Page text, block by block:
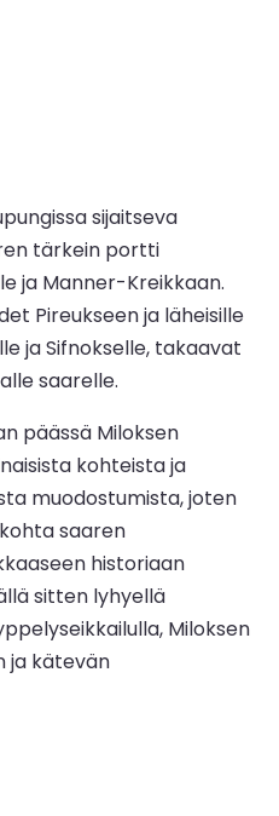
sijaitseva
tärkein portti
ja Manner-Kreikkaan.
Pireukseen ja läheisille
ja Sifnokselle, takaavat
saarelle.
päässä Miloksen
kohteista ja
muodostumista, joten
saaren
historiaan
sitten lyhyellä
Miloksen
ja kätevän